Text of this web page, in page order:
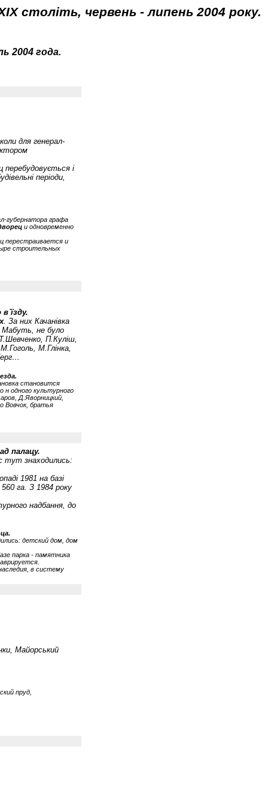
століть, червень - липень 2004 року.
2004 года.
для генерал-
перебудовується і
періоди,
губернатора графа
и одновременно
перестраивается и
строительных
. За них Качанівка
Мабуть, не було
П.Куліш,
М.Глінка,
становится
н одного культурного
Д.Яворницкий,
Вовчок, братья
палацу.
тут знаходились:
1981 на базі
га. З 1984 року
надбання, до
детский дом, дом
парка - памятника
в систему
Майорський
пруд,